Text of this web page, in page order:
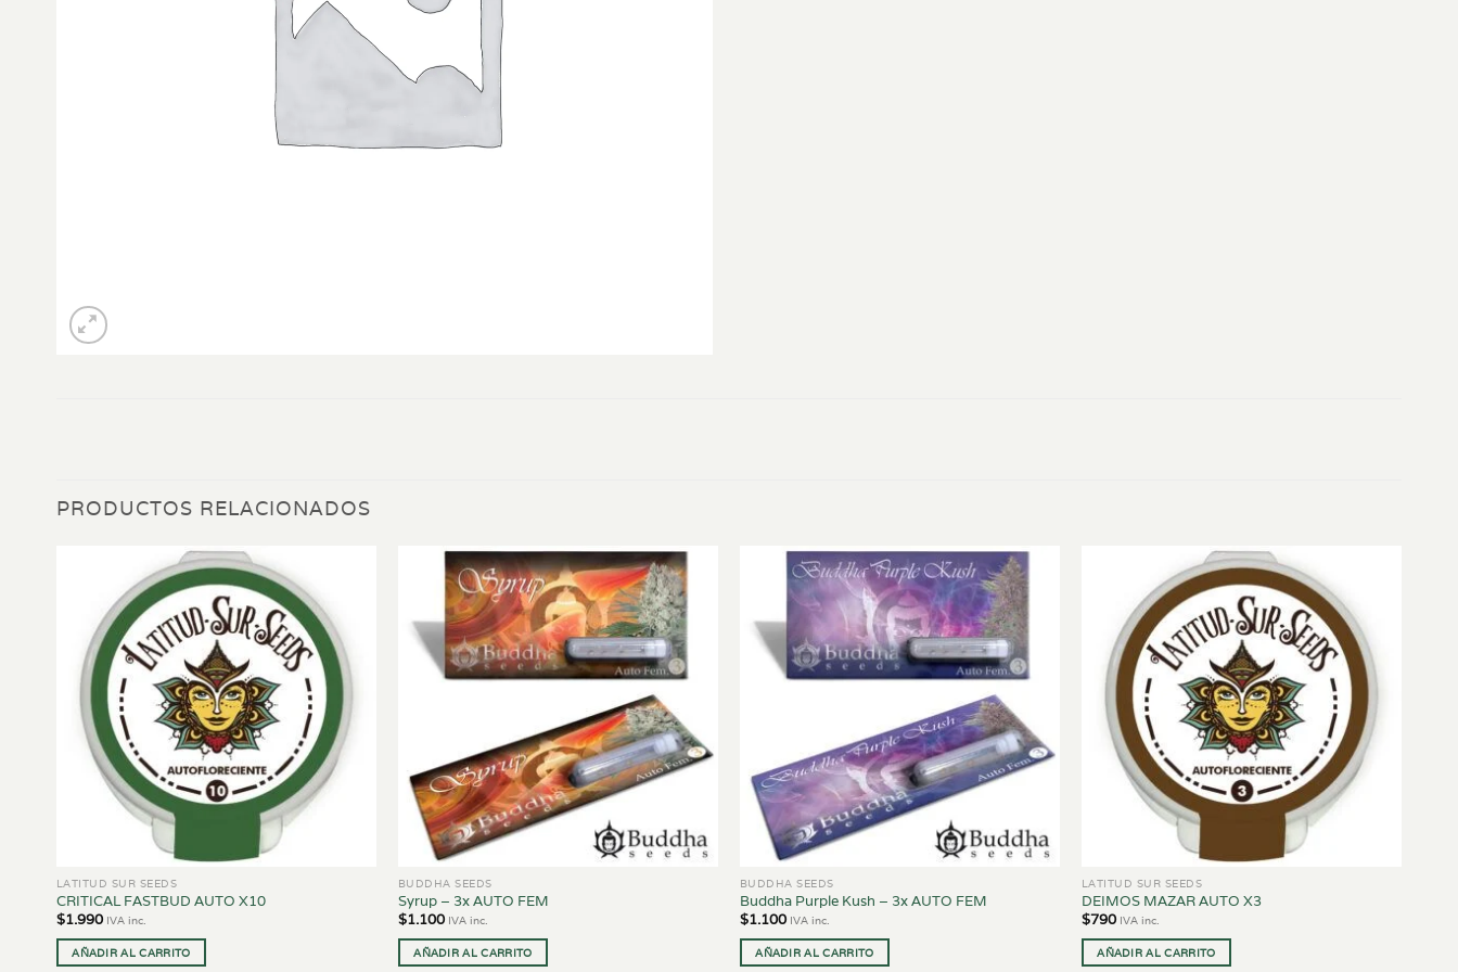
PRODUCTOS RELACIONADOS
LATITUD SUR SEEDS
CRITICAL FASTBUD AUTO X10
$1.990 IVA inc.
AÑADIR AL CARRITO
BUDDHA SEEDS
Syrup – 3x AUTO FEM
$1.100 IVA inc.
AÑADIR AL CARRITO
BUDDHA SEEDS
Buddha Purple Kush – 3x AUTO FEM
$1.100 IVA inc.
AÑADIR AL CARRITO
LATITUD SUR SEEDS
DEIMOS MAZAR AUTO X3
$790 IVA inc.
AÑADIR AL CARRITO